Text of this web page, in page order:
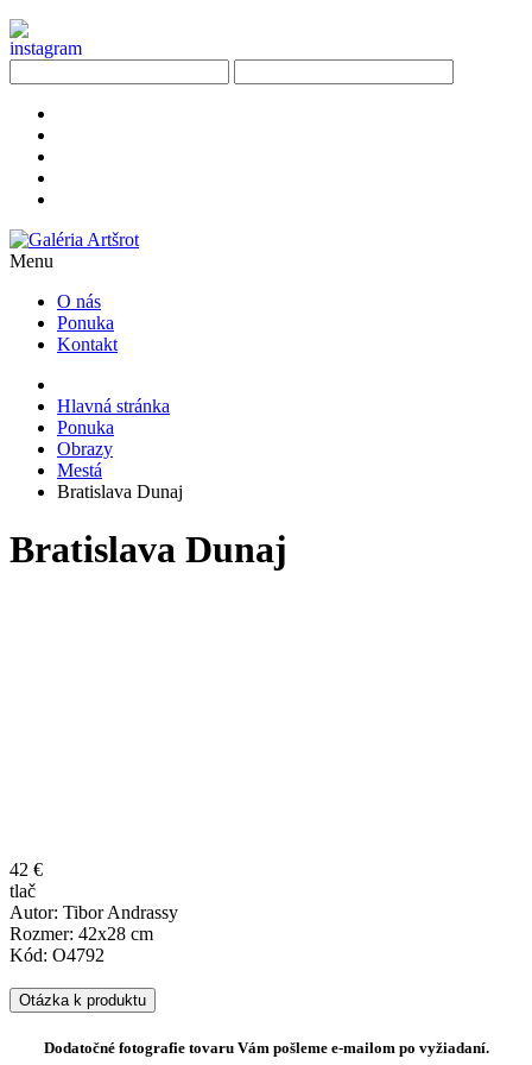
Menu
O nás
Ponuka
Kontakt
Hlavná stránka
Ponuka
Obrazy
Mestá
Bratislava Dunaj
Bratislava Dunaj
42 €
tlač
Autor: Tibor Andrassy
Rozmer: 42x28 cm
Kód: O4792
Otázka k produktu
Dodatočné fotografie tovaru Vám pošleme e-mailom po vyžiadaní.